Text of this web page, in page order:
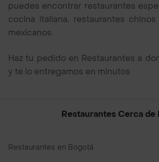
puedes encontrar restaurantes
cocina italiana, restaurantes
mexicanos.
Haz tu pedido en Restaurantes a
y te lo entregamos en minutos
Restaurantes Cerca de
Restaurantes en Bogotá